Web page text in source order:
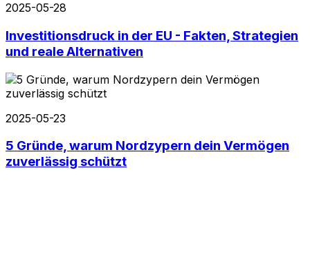
2025-05-28
Investitionsdruck in der EU - Fakten, Strategien
und reale Alternativen
2025-05-23
5 Gründe, warum Nordzypern dein Vermögen
zuverlässig schützt